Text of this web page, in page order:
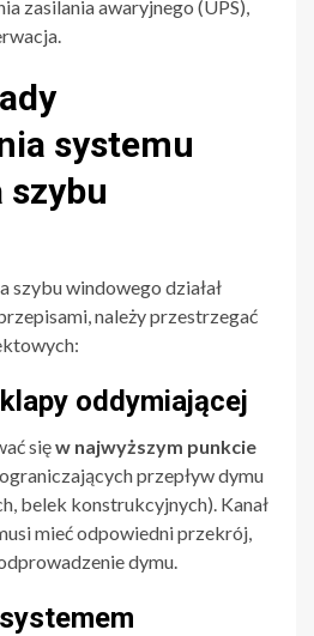
zasilania awaryjnego (UPS),
systemu
szybu
szybu windowego działał
należy przestrzegać
oddymiającej
sięw najwyższym punkcie
przepływ dymu
belek konstrukcyjnych). Kanał
mieć odpowiedni przekrój,
dymu.